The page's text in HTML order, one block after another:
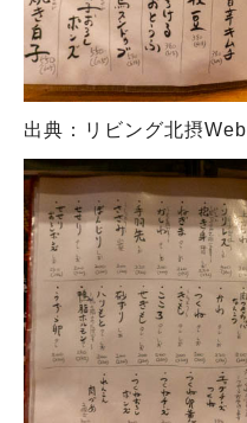
出典：リビング北摂Web